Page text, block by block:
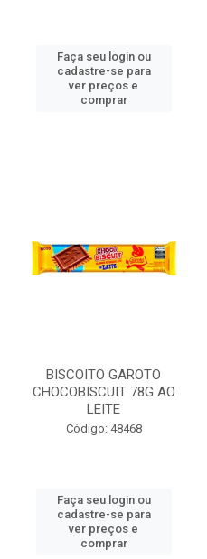
Faça seu login ou
cadastre-se para
ver preços e
comprar
BISCOITO GAROTO
CHOCOBISCUIT 78G AO
LEITE
Código: 48468
Faça seu login ou
cadastre-se para
ver preços e
comprar